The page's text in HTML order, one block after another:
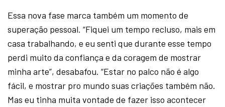
Essa nova fase marca também um momento de
superação pessoal. “Fiquei um tempo recluso, mais em
casa trabalhando, e eu senti que durante esse tempo
perdi muito da confiança e da coragem de mostrar
minha arte”, desabafou. “Estar no palco não é algo
fácil, e mostrar pro mundo suas criações também não.
Mas eu tinha muita vontade de fazer isso acontecer